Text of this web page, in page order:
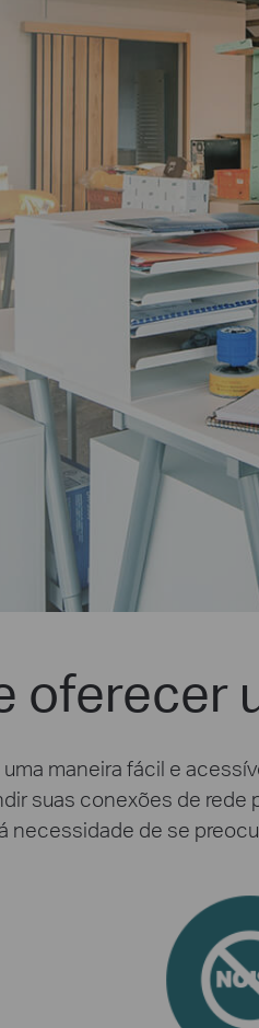
oferecer
maneira fácil e
suas conexões de
necessidade de se